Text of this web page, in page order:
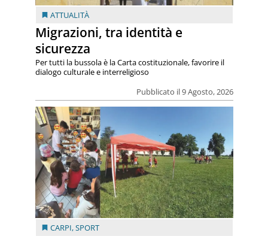
ATTUALITÀ
Migrazioni, tra identità e
sicurezza
Pubblicato il 9 Agosto, 2026
Per tutti la bussola è la Carta costituzionale, favorire il
dialogo culturale e interreligioso
CARPI,SPORT